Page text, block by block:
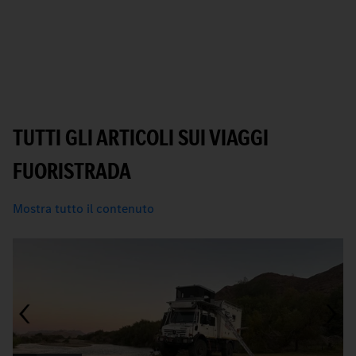
TUTTI GLI ARTICOLI SUI VIAGGI
FUORISTRADA
Mostra tutto il contenuto